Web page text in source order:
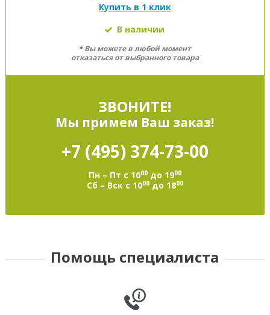
Купить в 1 клик
В наличии
* Вы можете в любой момент
отказаться от выбранного товара
ЗВОНИТЕ!
Мы примем Ваш заказ!
+7 (495) 374-73-00
Пн – Пт с 1000до 1900
Сб – Вск с 1000до 1800
Помощь специалиста